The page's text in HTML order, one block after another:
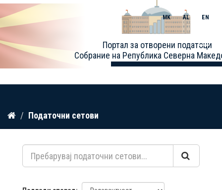
Прескокнете
содржина
Портал за отворени податоци
Собрание на Република Северна
MK AL EN
Toggle
Податочни сетови